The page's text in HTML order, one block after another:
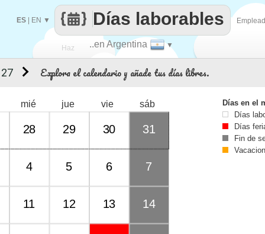
Haz ..en Argentina ▼
Días laborables
ES EN ▼
Explora el calendario y añade tus días libres.
mié jue vie sáb
28 29 30 31
4 5 6 7
11 12 13 14
Días en el
Días
Días
Fin de